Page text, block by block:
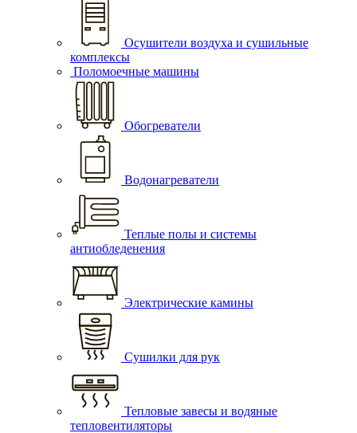
Осушители воздуха и сушильные
комплексы
Поломоечные машины
Обогреватели
Водонагреватели
Теплые полы и системы
антиобледенения
Электрические камины
Сушилки для рук
Тепловые завесы и водяные
тепловентиляторы